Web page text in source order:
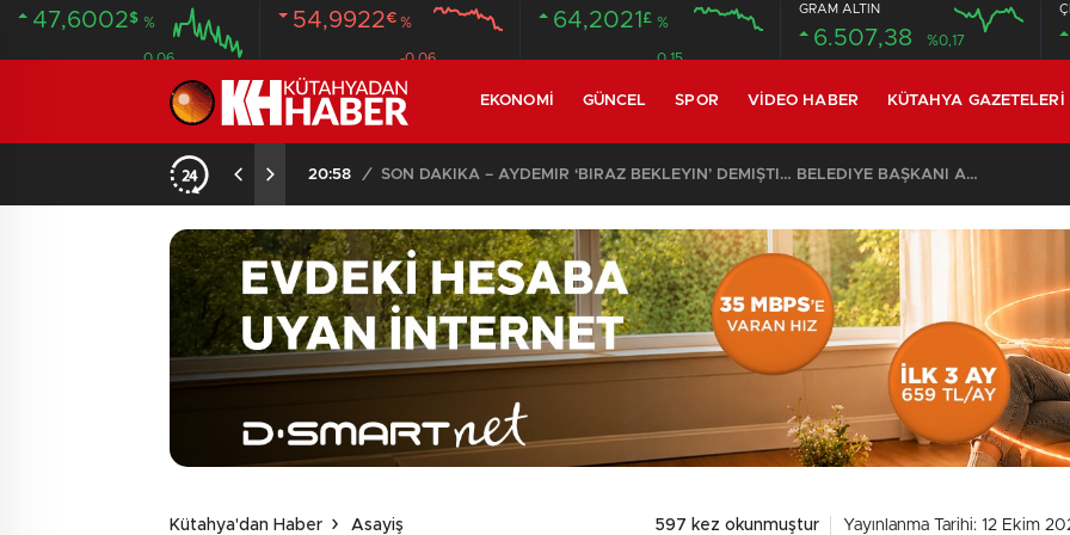
47,6002$ %
0.06
54,9922€ %
-0.06
64,2021 £ %
0.15
GRAM ALTIN
6.507,38 %0,17
EKONOMI GÜNCEL SPOR VIDEO HABER KÜTAHYA GAZETELERI
12:49 / 17 YAŞINDAKİ GENCİN CANSIZ BEDENİ ORMANLIK ALANDA BULUNDU
Kütahya'dan Haber Asayiş 597 kez okunmuştur Yayınlanma Tarihi: 12 Ekim